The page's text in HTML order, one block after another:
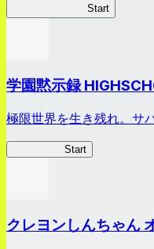
Start
学園黙示録
極限世界を生き残れ。サ
Start
クレヨンしんちゃん